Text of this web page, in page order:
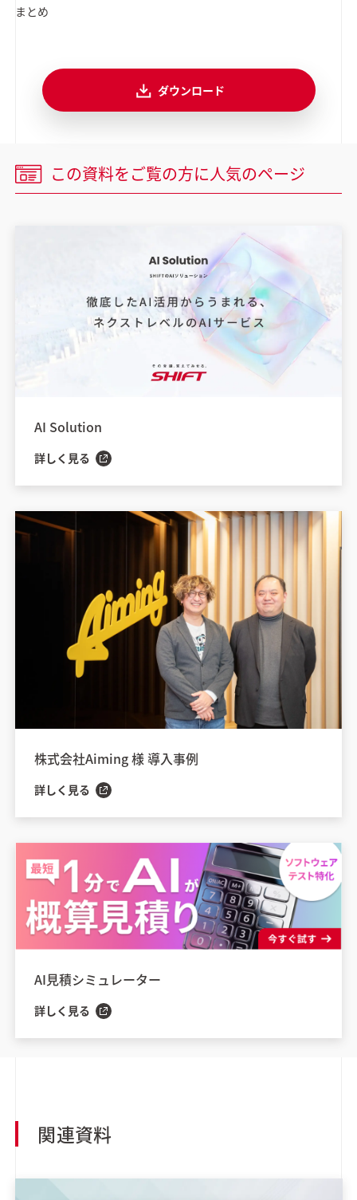
まとめ
ダウンロード
この資料をご覧の方に人気のページ
AI Solution
詳しく見る
株式会社Aiming 様 導入事例
詳しく見る
AI見積シミュレーター
詳しく見る
関連資料